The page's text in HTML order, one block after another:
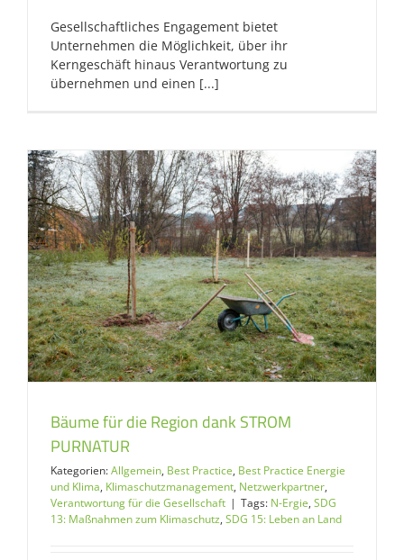
Gesellschaftliches Engagement bietet
Unternehmen die Möglichkeit, über ihr
Kerngeschäft hinaus Verantwortung zu
übernehmen und einen [...]
Bäume für die Region dank STROM
PURNATUR
Kategorien:Allgemein, Best Practice, Best Practice Energie
und Klima, Klimaschutzmanagement, Netzwerkpartner,
Verantwortung für die Gesellschaft | Tags: N-Ergie, SDG
13: Maßnahmen zum Klimaschutz, SDG 15: Leben an Land